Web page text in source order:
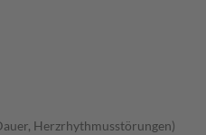
Herzrhythmusstörungen)